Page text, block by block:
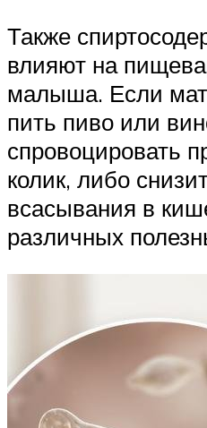
Также
влияют на
малыша. Если
пить пиво или
спровоцировать
колик, либо
всасывания в
различных